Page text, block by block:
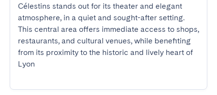
Célestins stands out for its theater and elegant
atmosphere, in a quiet and sought-after setting.
This central area offers immediate access to shops,
restaurants, and cultural venues, while benefiting
from its proximity to the historic and lively heart of
Lyon